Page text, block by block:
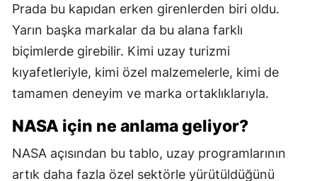
Prada bu kapıdan erken girenlerden biri oldu.
Yarın başka markalar da bu alana farklı
biçimlerde girebilir. Kimi uzay turizmi
kıyafetleriyle, kimi özel malzemelerle, kimi de
tamamen deneyim ve marka ortaklıklarıyla.
NASA için ne anlama geliyor?
NASA açısından bu tablo, uzay programlarının
artık daha fazla özel sektörle yürütüldüğünü